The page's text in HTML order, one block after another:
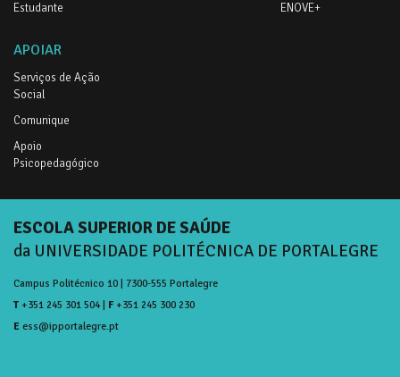
Estudante
ENOVE+
APOIAR
Serviços de Ação
Social
Comunique
Apoio
Psicopedagógico
ESCOLA SUPERIOR DE SAÚDE
da UNIVERSIDADE POLITÉCNICA DE PORTALEGRE
Campus Politécnico 10 | 7300-555 Portalegre
T +351 245 301 504 | F +351 245 300 230
E ess@ipportalegre.pt